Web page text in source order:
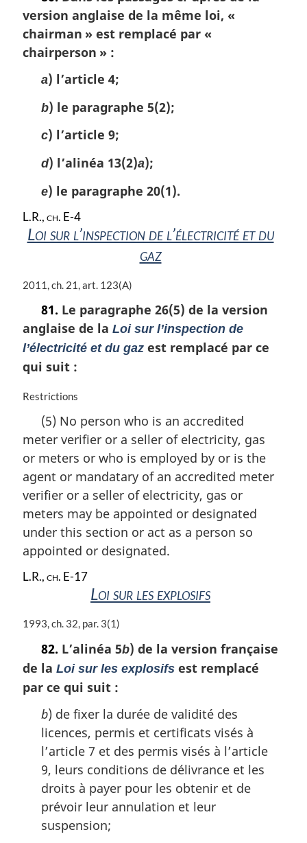
version anglaise de la même loi, «
chairman » est remplacé par «
chairperson » :
a) l’article 4;
b) le paragraphe 5(2);
c) l’article 9;
d) l’alinéa 13(2)a);
e) le paragraphe 20(1).
L.R., ch. E-4
Loi sur l’inspection de l’électricité et du
gaz
N
e
m
r
i
l
e
:
2011, ch. 21, art. 123(A)
81. Le paragraphe 26(5) de la version
anglaise de la Loi sur l’inspection de
l’électricité et du gaz est remplacé par ce
qui suit :
N
e
m
r
g
i
a
l
:
Restrictions
(5) No person who is an accredited
meter verifier or a seller of electricity, gas
or meters or who is employed by or is the
agent or mandatary of an accredited meter
verifier or a seller of electricity, gas or
meters may be appointed or designated
under this section or act as a person so
appointed or designated.
L.R., ch. E-17
Loi sur les explosifs
N
e
a
1993, ch. 32, par. 3(1)
82. L’alinéa 5b) de la version française
de la Loi sur les explosifs est remplacé
par ce qui suit :
b) de fixer la durée de validité des
licences, permis et certificats visés à
l’article 7 et des permis visés à l’article
9, leurs conditions de délivrance et les
droits à payer pour les obtenir et de
prévoir leur annulation et leur
suspension;